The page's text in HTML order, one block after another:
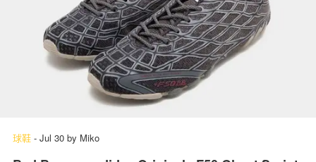
球鞋 - Jul 30 by Miko